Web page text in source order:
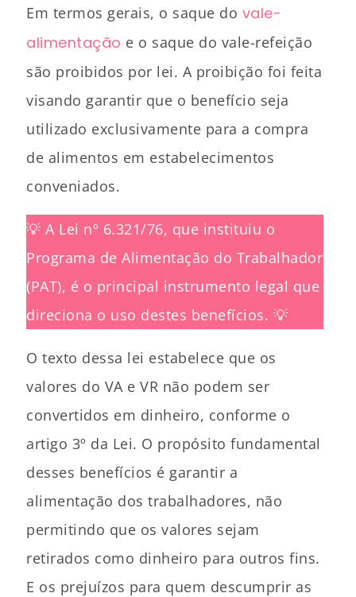
Em termos gerais, o saque do vale-
alimentação e o saque do vale-refeição
são proibidos por lei. A proibição foi feita
visando garantir que o benefício seja
utilizado exclusivamente para a compra
de alimentos em estabelecimentos
conveniados.
💡 A Lei nº 6.321/76, que instituiu o
Programa de Alimentação do Trabalhador
(PAT), é o principal instrumento legal que
direciona o uso destes benefícios. 💡
O texto dessa lei estabelece que os
valores do VA e VR não podem ser
convertidos em dinheiro, conforme o
artigo 3º da Lei. O propósito fundamental
desses benefícios é garantir a
alimentação dos trabalhadores, não
permitindo que os valores sejam
retirados como dinheiro para outros fins.
E os prejuízos para quem descumprir as